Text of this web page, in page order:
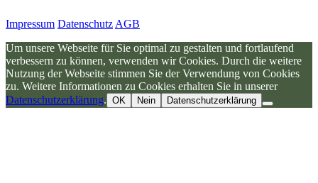
Impressum Datenschutz AGB
Um unsere Webseite für Sie optimal zu gestalten und fortlaufend
verbessern zu können, verwenden wir Cookies. Durch die weitere
Nutzung der Webseite stimmen Sie der Verwendung von Cookies
zu. Weitere Informationen zu Cookies erhalten Sie in unserer
Datenschutzerklärung. OK Nein Datenschutzerklärung